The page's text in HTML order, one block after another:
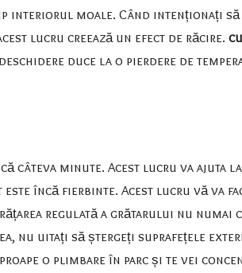
interiorul moale. Când intenționați
lucru creează un efect de răcire.
duce la o pierdere de
câteva minute. Acest lucru va ajuta
încă fierbinte. Acest lucru vă va
regulată a grătarului nu numai
nu uitați să ștergeți suprafețele
o plimbare în parc și te vei